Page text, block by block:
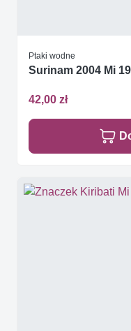
Ptaki wodne
Surinam 2004 Mi
42,00 zł